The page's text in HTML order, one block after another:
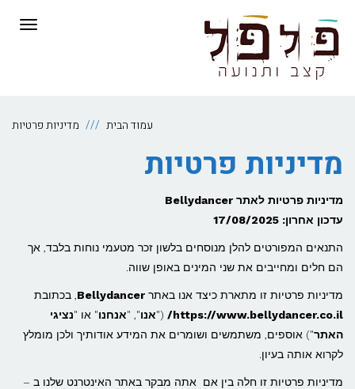
עמוד הבית מדיניות פרטיות
מדיניות פרטיות
מדיניות פרטיות לאתר Bellydancer
עדכון אחרון: 17/08/2025
התנאים המפורטים להלן מנוסחים בלשון זכר מטעמי נוחות בלבד, אך
הם חלים ומחייבים את שני המינים באופן שווה.
מדיניות פרטיות זו מתארת כיצד אנו באתר Bellydancer, בכתובת
https://www.bellydancer.co.il/
("אנו", "אנחנו" או "נציגי
האתר") אוספים, משתמשים ושומרים את המידע אודותיך ולכן מומלץ
לקרוא אותה בעיון.
מדיניות פרטיות זו חלה בין אם אתה מבקר באתר האינטרנט שלנו ב –